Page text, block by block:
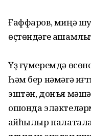
Ғаффаров, миңә
өҫтөндәге
Үҙ ғүмеремдә
Һәм бер нәмәгә
эштән, донъя
ошонда
ҡайһылыр